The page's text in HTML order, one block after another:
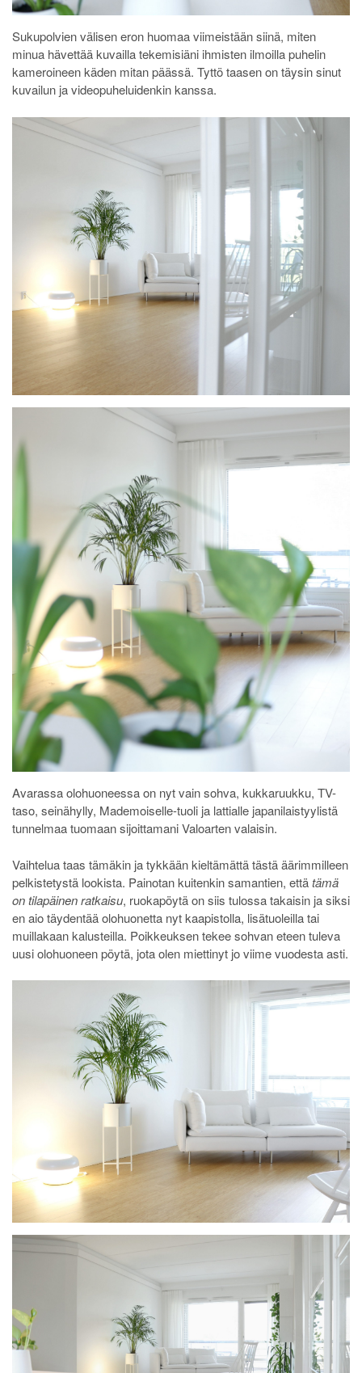
Sukupolvien välisen eron huomaa viimeistään siinä, miten
minua hävettää kuvailla tekemisiäni ihmisten ilmoilla puhelin
kameroineen käden mitan päässä. Tyttö taasen on täysin sinut
kuvailun ja videopuheluidenkin kanssa.
Avarassa olohuoneessa on nyt vain sohva, kukkaruukku, TV-
taso, seinähylly, Mademoiselle-tuoli ja lattialle japanilaistyylistä
tunnelmaa tuomaan sijoittamani Valoarten valaisin.
Vaihtelua taas tämäkin ja tykkään kieltämättä tästä äärimmilleen
pelkistetystä lookista. Painotan kuitenkin samantien, ettätämä
on tilapäinen ratkaisu, ruokapöytä on siis tulossa takaisin ja siksi
en aio täydentää olohuonetta nyt kaapistolla, lisätuoleilla tai
muillakaan kalusteilla. Poikkeuksen tekee sohvan eteen tuleva
uusi olohuoneen pöytä, jota olen miettinyt jo viime vuodesta asti.